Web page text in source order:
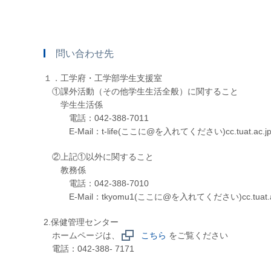
問い合わせ先
１．工学府・工学部学生支援室
①課外活動（その他学生生活全般）に関すること
学生生活係
電話：042-388-7011
E-Mail：t-life(ここに@を入れてください)cc.tuat.ac.jp
②上記①以外に関すること
教務係
電話：042-388-7010
E-Mail：tkyomu1(ここに@を入れてください
2.保健管理センター
ホームページは、
こちら をご覧ください
電話：042-388- 7171